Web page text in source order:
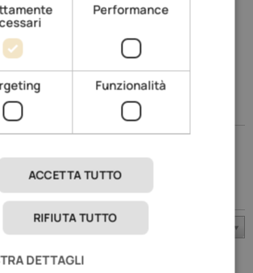
Scoprite la regione
Località
Ultimo
Performance
Funzionalità
ACCETTA TUTTO
RIFIUTA TUTTO
DETTAGLI